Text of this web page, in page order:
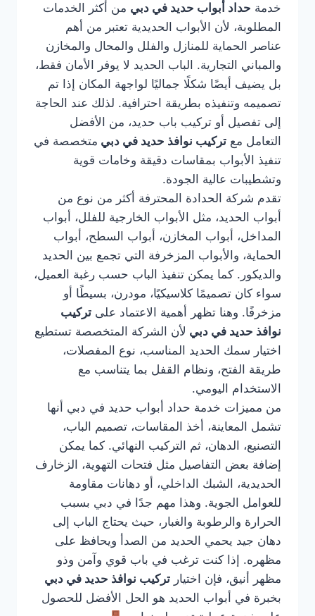
خدمة حداد أبواب حديد في دبي من أكثر الخدمات
المطلوبة، لأن الأبواب الحديدية تعتبر من أهم
عناصر الحماية للمنازل والفلل والمحال والمخازن
والمباني التجارية. الباب الحديد لا يوفر الأمان فقط،
بل يضيف أيضًا شكلًا جماليًا لواجهة المكان إذا تم
تصميمه وتنفيذه بطريقة احترافية. لذلك عند الحاجة
إلى تفصيل أو تركيب باب حديد، من الأفضل
التعامل مع تركيب نوافذ حديد في دبي متخصصة في
تنفيذ الأبواب بمقاسات دقيقة وخامات قوية
وتشطيبات عالية الجودة.
تقدم شركة الحدادة المحترفة أكثر من نوع من
أبواب الحديد، مثل الأبواب الخارجية للفلل، أبواب
المداخل، أبواب المخازن، أبواب السطح، أبواب
الحماية، والأبواب المزخرفة التي تجمع بين الحديد
والديكور. كما يمكن تنفيذ الباب حسب رغبة العميل،
سواء كان تصميمًا كلاسيكيًا، مودرن، بسيطًا أو
مزخرفًا. وهنا تظهر أهمية الاعتماد على تركيب
نوافذ حديد في دبي لأن الشركة المتخصصة تستطيع
اختيار سمك الحديد المناسب، نوع المفصلات،
طريقة الفتح، ونظام القفل بما يتناسب مع
الاستخدام اليومي.
من مميزات خدمة حداد أبواب حديد في دبي أنها
تشمل المعاينة، أخذ المقاسات، تصميم الباب،
التصنيع، الدهان، ثم التركيب النهائي. كما يمكن
إضافة بعض التفاصيل مثل فتحات التهوية، الزخارف
الحديدية، الشبك الداخلي، أو دهانات مقاومة
للعوامل الجوية. وهذا مهم جدًا في دبي بسبب
الحرارة والرطوبة والغبار، حيث يحتاج الباب إلى
دهان جيد يحمي الحديد من الصدأ ويحافظ على
مظهره. إذا كنت ترغب في باب قوي وآمن وذو
مظهر أنيق، فإن اختيار تركيب نوافذ حديد في دبي
بخبرة في أبواب الحديد هو الحل الأفضل للحصول